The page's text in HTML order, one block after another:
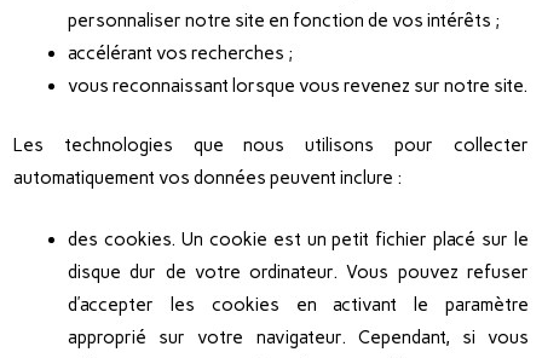
personnaliser notre site en fonction de vos intérêts ;
accélérant vos recherches ;
vous reconnaissant lorsque vous revenez sur notre site.
Les technologies que nous utilisons pour collecter
automatiquement vos données peuvent inclure :
des cookies. Un cookie est un petit fichier placé sur le
disque dur de votre ordinateur. Vous pouvez refuser
d’accepter les cookies en activant le paramètre
approprié sur votre navigateur. Cependant, si vous